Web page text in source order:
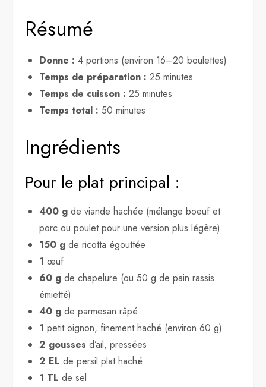
Résumé
Donne : 4 portions (environ 16–20 boulettes)
Temps de préparation : 25 minutes
Temps de cuisson : 25 minutes
Temps total : 50 minutes
Ingrédients
Pour le plat principal :
400 g de viande hachée (mélange boeuf et
porc ou poulet pour une version plus légère)
150 g de ricotta égouttée
1 œuf
60 g de chapelure (ou 50 g de pain rassis
émietté)
40 g de parmesan râpé
1 petit oignon, finement haché (environ 60 g)
2 gousses d’ail, pressées
2 EL de persil plat haché
1 TL de sel